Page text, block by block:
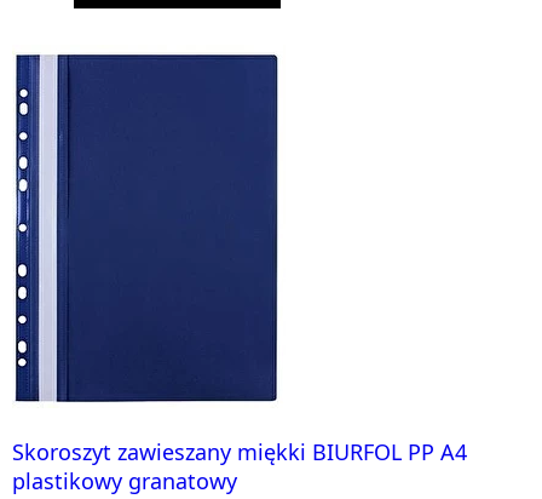
Skoroszyt zawieszany miękki BIURFOL PP A4
plastikowy granatowy